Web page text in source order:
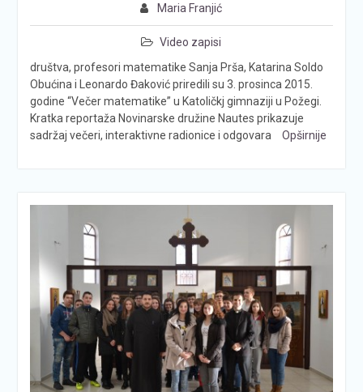
Maria Franjić
Video zapisi
društva, profesori matematike Sanja Prša, Katarina Soldo
Obućina i Leonardo Đaković priredili su 3. prosinca 2015.
godine “Večer matematike” u Katoličkj gimnaziji u Požegi.
Kratka reportaža Novinarske družine Nautes prikazuje
sadržaj večeri, interaktivne radionice i odgovara
Opširnije